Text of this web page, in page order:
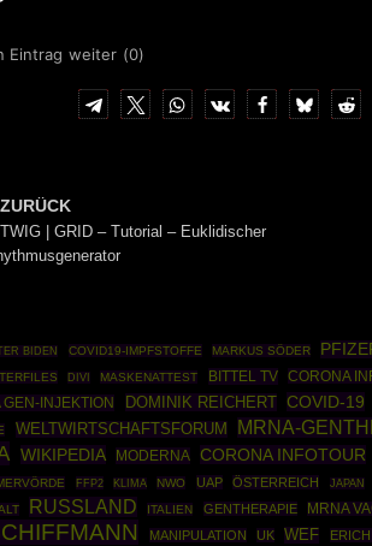
Eintrag weiter (0)
ZURÜCK
| GRID – Tutorial – Euklidischer
BIDEN COVID19-IMPFSTOFFE MARKUS SÖDER
DIVI MASKENATTEST BITTEL TV CORONA
GEN-INJEKTION DOMINIK REICHERT COVID-19
WELTWIRTSCHAFTSFORUM MRNA-
WIKIPEDIA MODERNA CORONA INFOTOUR
FFP2 KLIMA NWO UAP ÖSTERREICH JAPAN
RUSSLAND ITALIEN GENTHERAPIE MRNA
MANIPULATION UK WEF